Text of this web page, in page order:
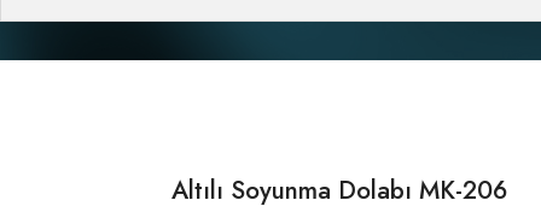
Altılı Soyunma Dolabı MK-206